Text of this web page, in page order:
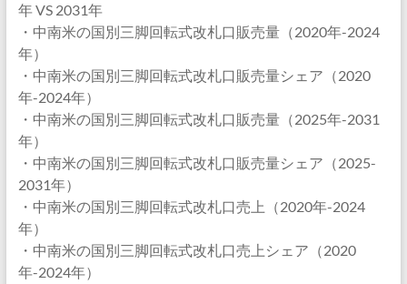
年 VS 2031年
・中南米の国別三脚回転式改札口販売量（2020年-2024
年）
・中南米の国別三脚回転式改札口販売量シェア（2020
年-2024年）
・中南米の国別三脚回転式改札口販売量（2025年-2031
年）
・中南米の国別三脚回転式改札口販売量シェア（2025-
2031年）
・中南米の国別三脚回転式改札口売上（2020年-2024
年）
・中南米の国別三脚回転式改札口売上シェア（2020
年-2024年）